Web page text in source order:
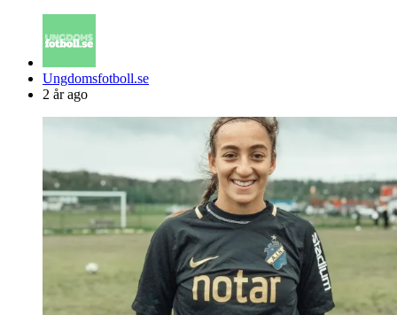
Posted
by
Ungdomsfotboll.se
2 år ago